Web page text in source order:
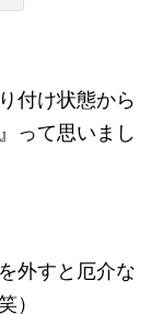
付け状態から
』って思いまし
外すと厄介な
）